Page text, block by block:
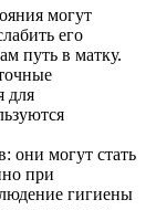
могут
его
путь в матку.
для
они могут стать
при
гигиены